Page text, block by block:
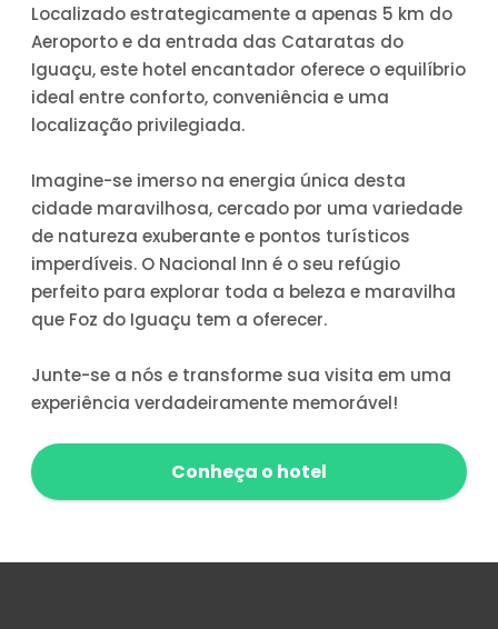
Localizado estrategicamente a apenas 5 km do
Aeroporto e da entrada das Cataratas do
Iguaçu, este hotel encantador oferece o equilíbrio
ideal entre conforto, conveniência e uma
localização privilegiada.
Imagine-se imerso na energia única desta
cidade maravilhosa, cercado por uma variedade
de natureza exuberante e pontos turísticos
imperdíveis. O Nacional Inn é o seu refúgio
perfeito para explorar toda a beleza e maravilha
que Foz do Iguaçu tem a oferecer.
Junte-se a nós e transforme sua visita em uma
experiência verdadeiramente memorável!
Conheça o hotel